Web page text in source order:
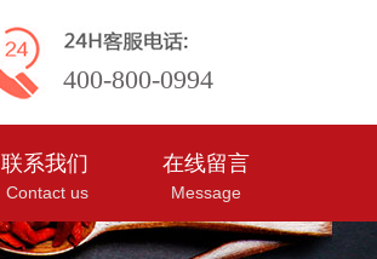
400-800-0994
Contact us
联系我们 在线留言
Message